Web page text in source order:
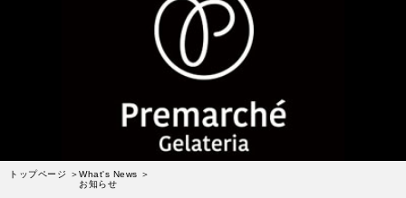
お知らせ・メディア掲載
トップページ
What's News
お知らせ